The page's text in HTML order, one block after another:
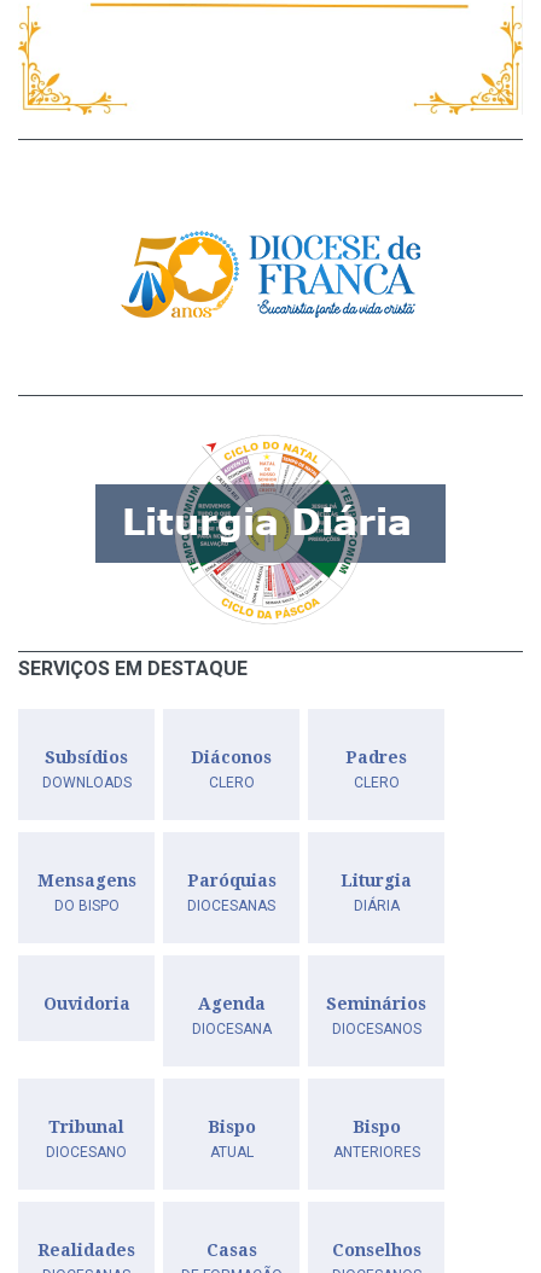
SERVIÇOS EM DESTAQUE
Subsídios
DOWNLOADS
Diáconos
CLERO
Padres
CLERO
Mensagens
DO BISPO
Paróquias
DIOCESANAS
Liturgia
DIÁRIA
Ouvidoria Agenda
DIOCESANA
Seminários
DIOCESANOS
Tribunal
DIOCESANO
Bispo
ATUAL
Bispo
ANTERIORES
Realidades Casas Conselhos